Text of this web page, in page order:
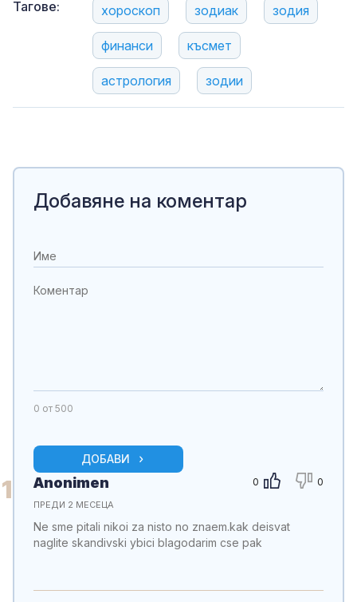
Тагове: хороскоп зодиак зодия
финанси късмет
астрология зодии
Добавяне на коментар
0 от 500
ДОБАВИ
1 0 0
Anonimen
ПРЕДИ 2 МЕСЕЦА
Ne sme pitali nikoi za nisto no znaem.kak deisvat
naglite skandivski ybici blagodarim cse pak